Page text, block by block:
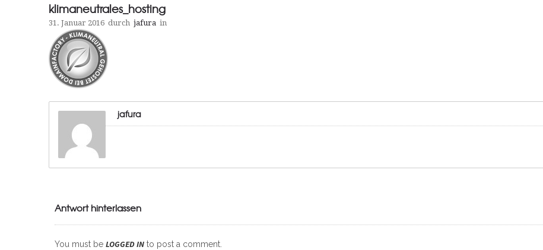
klimaneutrales_hosting
31. Januar 2016 durch jafura in
jafura
Antwort hinterlassen
You must be LOGGED IN to post a comment.